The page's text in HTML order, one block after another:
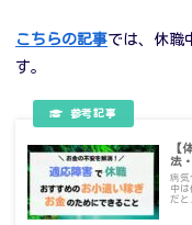
こちらの記事では、休職
す。
【
法
病気
中
だと